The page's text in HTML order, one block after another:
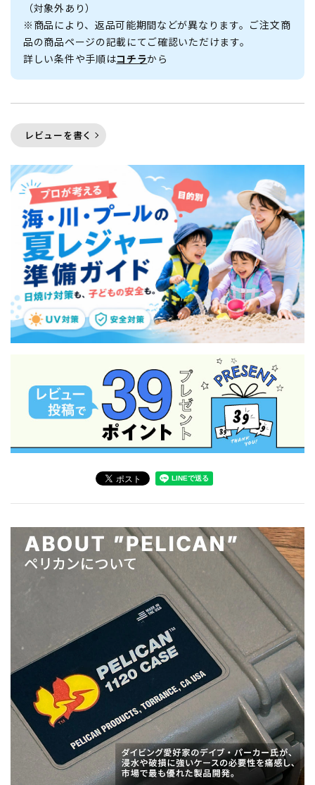
（対象外あり）
※商品により、返品可能期間などが異なります。ご注文商
品の商品ページの記載にてご確認いただけます。
詳しい条件や手順はコチラから
レビューを書く